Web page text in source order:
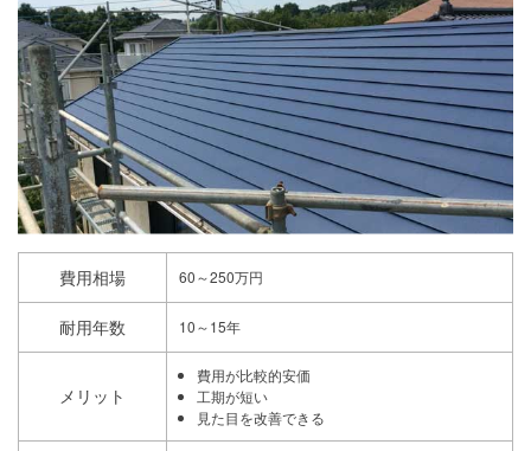
費用相場 60～250万円
耐用年数 10～15年
メリット
費用が比較的安価
工期が短い
見た目を改善できる